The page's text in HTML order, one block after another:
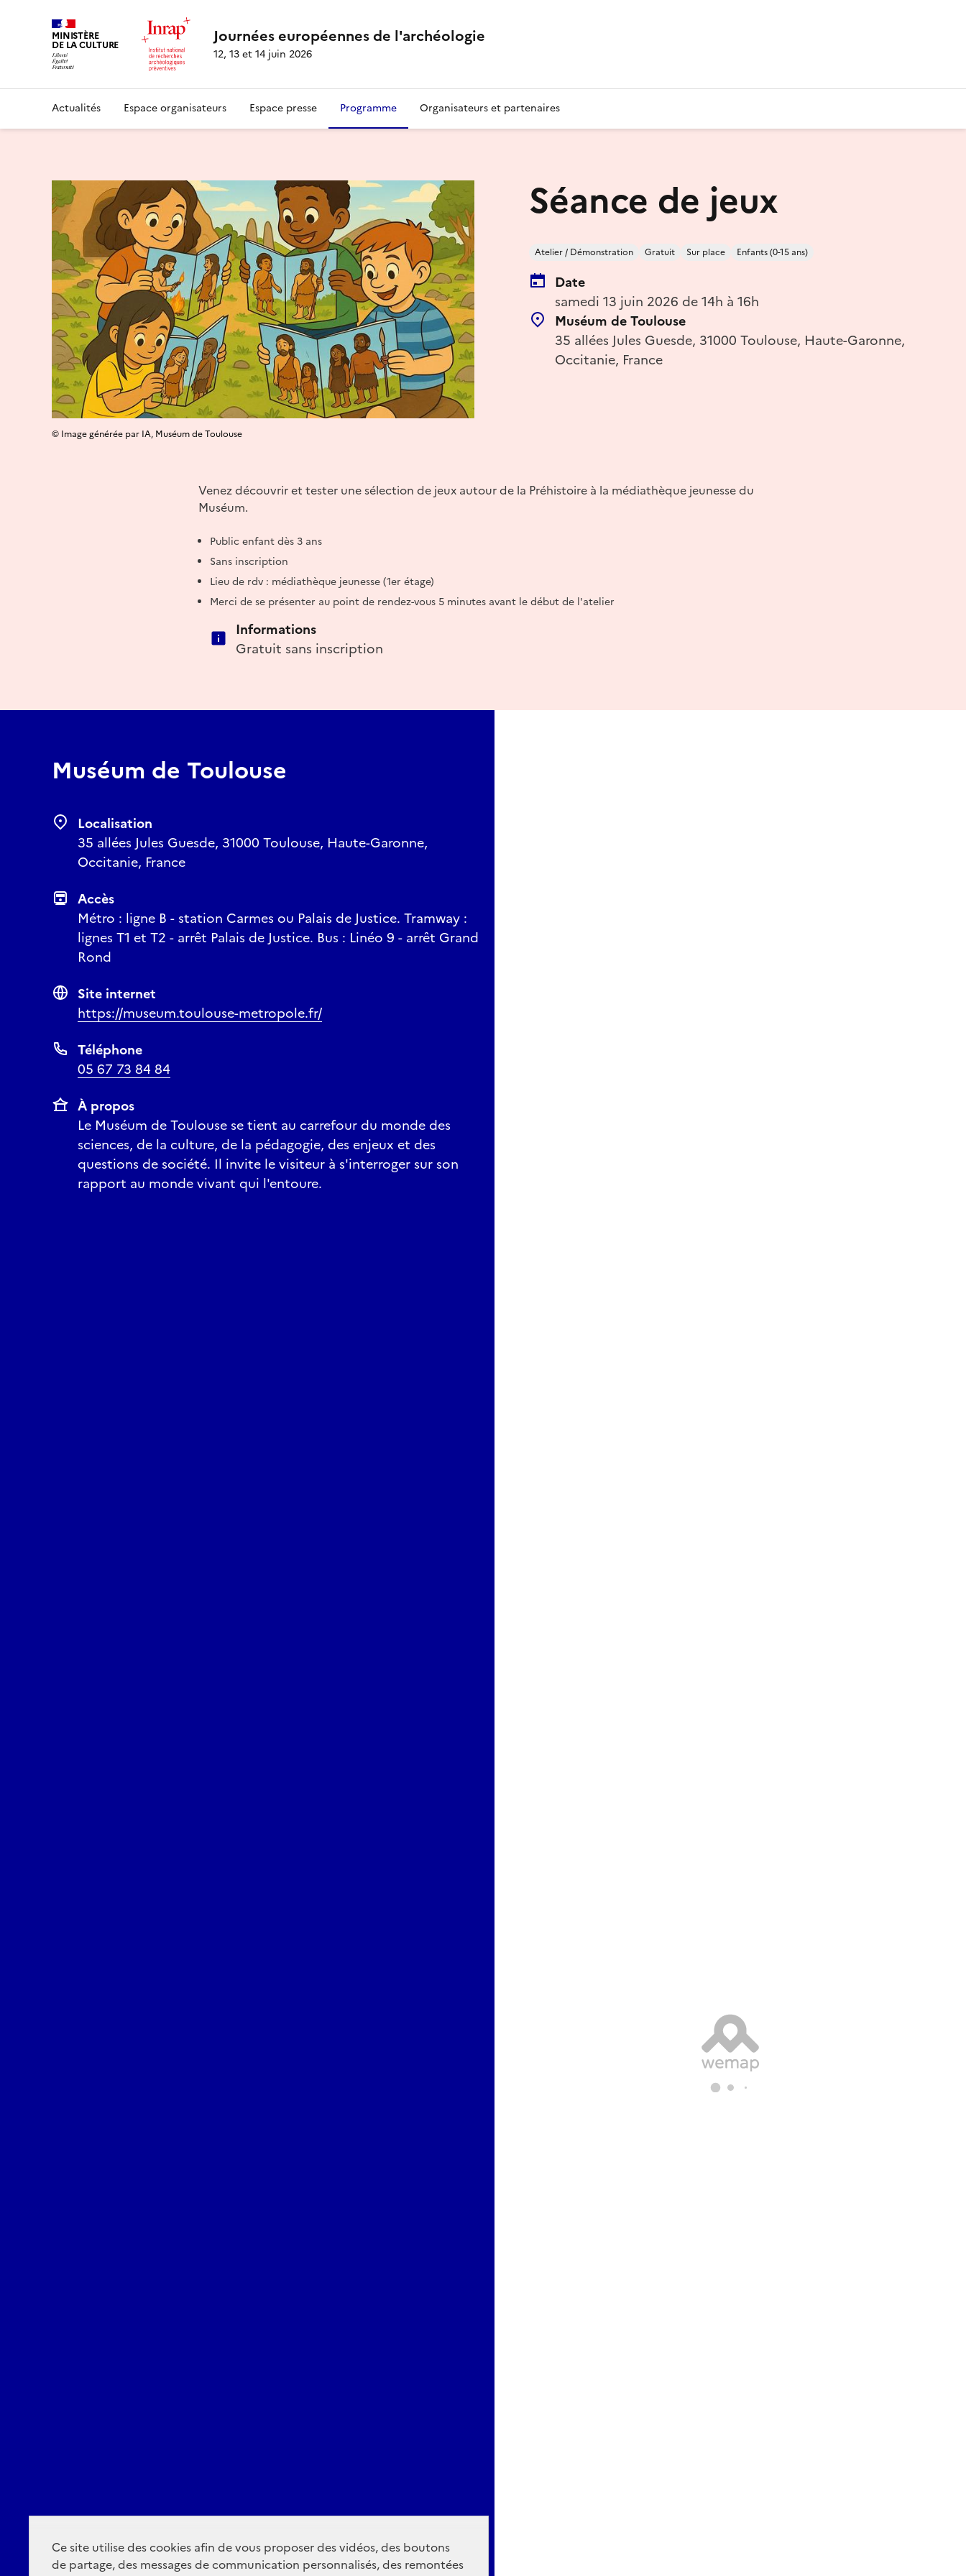
Ce site utilise des cookies afin de vous proposer des vidéos, des boutons
de partage, des messages de communication personnalisés, des remontées
MINISTÈRE
DE LA CULTURE Journées européennes de l'archéologie
12, 13 et 14 juin 2026
Actualités Espace organisateurs Espace presse Programme Organisateurs et partenaires
Séance de jeux
Atelier / Démonstration Gratuit Sur place Enfants (0-15 ans)
Date
samedi 13 juin 2026 de 14h à 16h
Muséum de Toulouse
35 allées Jules Guesde, 31000 Toulouse, Haute-Garonne,
Occitanie, France
© Image générée par IA, Muséum de Toulouse
Venez découvrir et tester une sélection de jeux autour de la Préhistoire à la médiathèque jeunesse du
Muséum.
Public enfant dès 3 ans
Sans inscription
Lieu de rdv : médiathèque jeunesse (1er étage)
Merci de se présenter au point de rendez-vous 5 minutes avant le début de l'atelier
Informations
Gratuit sans inscription
Muséum de Toulouse
Localisation
35 allées Jules Guesde, 31000 Toulouse, Haute-Garonne,
Occitanie, France
Accès
Métro : ligne B - station Carmes ou Palais de Justice. Tramway :
lignes T1 et T2 - arrêt Palais de Justice. Bus : Linéo 9 - arrêt Grand
Rond
Site internet
https://museum.toulouse-metropole.fr/
Téléphone
05 67 73 84 84
À propos
Le Muséum de Toulouse se tient au carrefour du monde des
sciences, de la culture, de la pédagogie, des enjeux et des
questions de société. Il invite le visiteur à s'interroger sur son
rapport au monde vivant qui l'entoure.